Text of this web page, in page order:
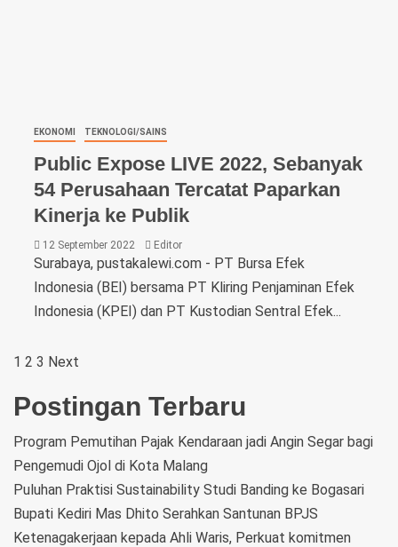
EKONOMI TEKNOLOGI/SAINS
Public Expose LIVE 2022, Sebanyak
54 Perusahaan Tercatat Paparkan
Kinerja ke Publik
12 September 2022 Editor
Surabaya, pustakalewi.com - PT Bursa Efek
Indonesia (BEI) bersama PT Kliring Penjaminan Efek
Indonesia (KPEI) dan PT Kustodian Sentral Efek...
1 2 3 Next
Postingan Terbaru
Program Pemutihan Pajak Kendaraan jadi Angin Segar bagi
Pengemudi Ojol di Kota Malang
Puluhan Praktisi Sustainability Studi Banding ke Bogasari
Bupati Kediri Mas Dhito Serahkan Santunan BPJS
Ketenagakerjaan kepada Ahli Waris, Perkuat komitmen